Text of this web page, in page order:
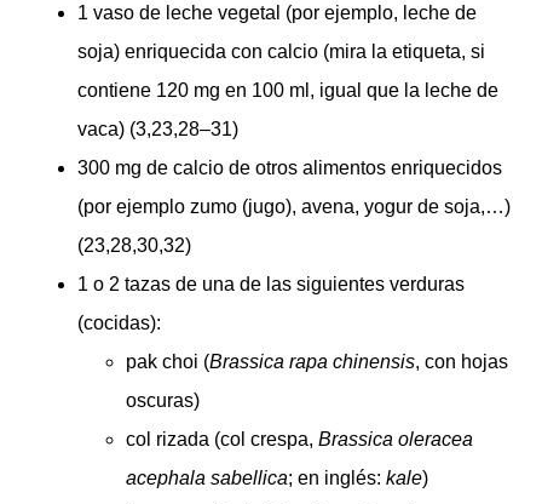
1 vaso de leche vegetal (por ejemplo, leche de
soja) enriquecida con calcio (mira la etiqueta, si
contiene 120 mg en 100 ml, igual que la leche de
vaca) (3,23,28–31)
300 mg de calcio de otros alimentos enriquecidos
(por ejemplo zumo (jugo), avena, yogur de soja,…)
(23,28,30,32)
1 o 2 tazas de una de las siguientes verduras
(cocidas):
pak choi (Brassica rapa chinensis, con hojas
oscuras)
col rizada (col crespa, Brassica oleracea
acephala sabellica; en inglés: kale)